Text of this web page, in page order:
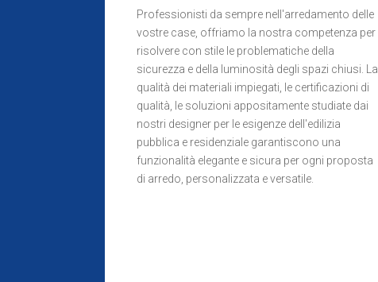
Professionisti da sempre nell'arredamento delle
vostre case, offriamo la nostra competenza per
risolvere con stile le problematiche della
sicurezza e della luminosità degli spazi chiusi. La
qualità dei materiali impiegati, le certificazioni di
qualità, le soluzioni appositamente studiate dai
nostri designer per le esigenze dell'edilizia
pubblica e residenziale garantiscono una
funzionalità elegante e sicura per ogni proposta
di arredo, personalizzata e versatile.